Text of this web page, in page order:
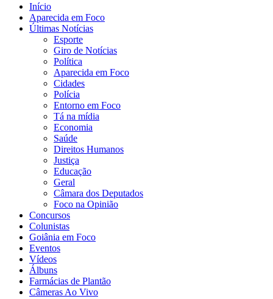
Início
Aparecida em Foco
Últimas Notícias
Esporte
Giro de Notícias
Política
Aparecida em Foco
Cidades
Polícia
Entorno em Foco
Tá na mídia
Economia
Saúde
Direitos Humanos
Justiça
Educação
Geral
Câmara dos Deputados
Foco na Opinião
Concursos
Colunistas
Goiânia em Foco
Eventos
Vídeos
Álbuns
Farmácias de Plantão
Câmeras Ao Vivo